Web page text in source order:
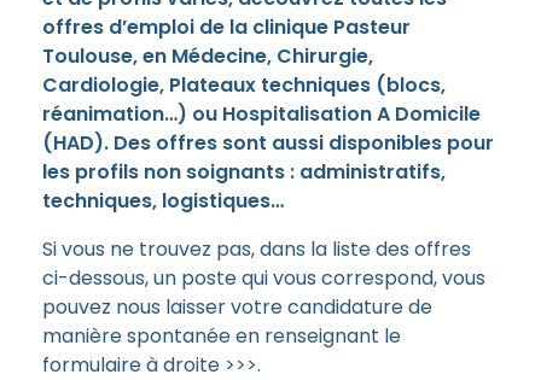
offres d’emploi de la clinique Pasteur
Toulouse, en Médecine, Chirurgie,
Cardiologie, Plateaux techniques (blocs,
réanimation…) ou Hospitalisation A Domicile
(HAD). Des offres sont aussi disponibles pour
les profils non soignants : administratifs,
techniques, logistiques…
Si vous ne trouvez pas, dans la liste des offres
ci-dessous, un poste qui vous correspond, vous
pouvez nous laisser votre candidature de
manière spontanée en renseignant le
formulaire à droite >>>.